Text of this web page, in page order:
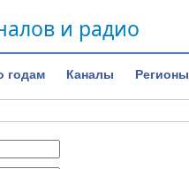
и радио
годам Каналы Регионы